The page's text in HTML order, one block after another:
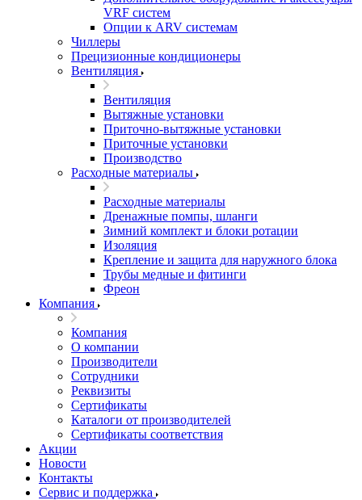
VRF систем
Опции к ARV системам
Чиллеры
Прецизионные кондиционеры
Вентиляция
Вентиляция
Вытяжные установки
Приточно-вытяжные установки
Приточные установки
Производство
Расходные материалы
Расходные материалы
Дренажные помпы, шланги
Зимний комплект и блоки ротации
Изоляция
Крепление и защита для наружного блока
Трубы медные и фитинги
Фреон
Компания
Компания
О компании
Производители
Сотрудники
Реквизиты
Сертификаты
Каталоги от производителей
Сертификаты соответствия
Акции
Новости
Контакты
Сервис и поддержка